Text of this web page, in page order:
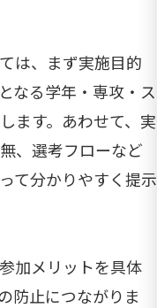
は、まず実施目的
なる学年・専攻・ス
ます。あわせて、実
、選考フローなど
て分かりやすく提示
加メリットを具体
防止につながりま